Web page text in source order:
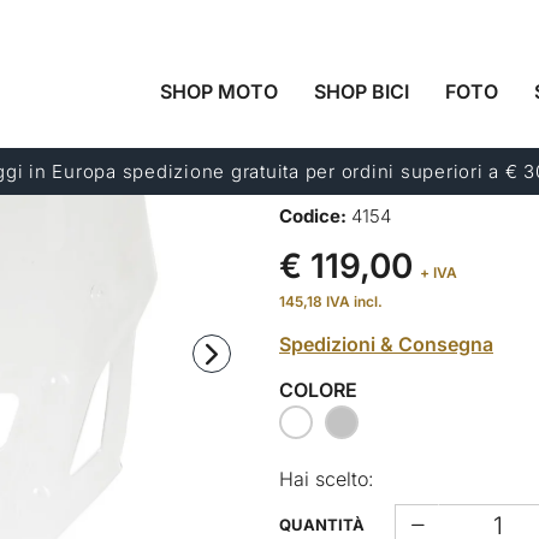
SHOP MOTO SHOP BICI FOTO
in Europa spedizione gratuita per ordini superiori a €
CUPOLINO
CRF1100L
POI)
Codice: 4154
€ 119,00 + IVA
145,18 IVA incl.
Spedizioni & Consegna
COLORE
Hai scelto:
QUANTITÀ